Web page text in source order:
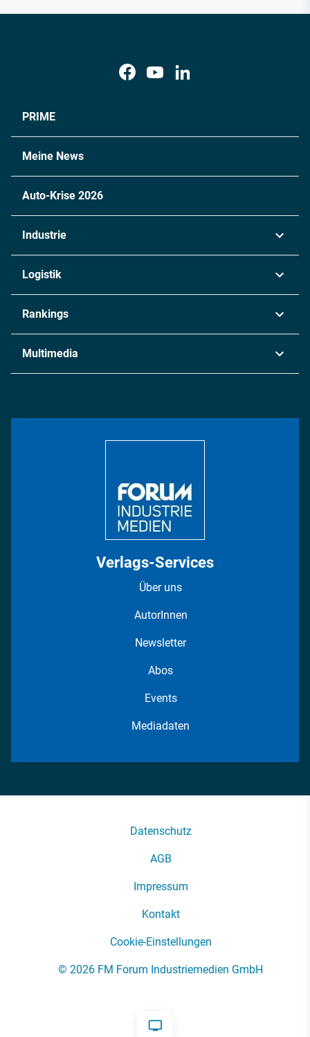
PRIME
Meine News
Auto-Krise 2026
Industrie
Chemie
Metall
Energie
Logistik
Rankings
Multimedia
Verlags-Services
Über uns
AutorInnen
Newsletter
Abos
Events
Mediadaten
Datenschutz
AGB
Impressum
Kontakt
Cookie-Einstellungen
© 2026 FM Forum Industriemedien GmbH